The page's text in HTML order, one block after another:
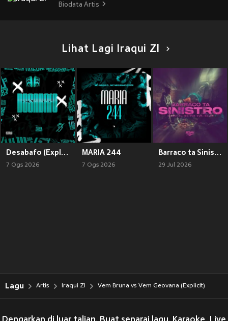
Biodata Artis
Lihat Lagi Iraqui Zl
Desabafo (Explicit)
7 Ogs 2026
MARIA 244
7 Ogs 2026
Barraco ta Sinistro (Explicit)
29 Jul 2026
Lagu Artis Iraqui Zl Vem Bruna vs Vem Geovana (Explicit)